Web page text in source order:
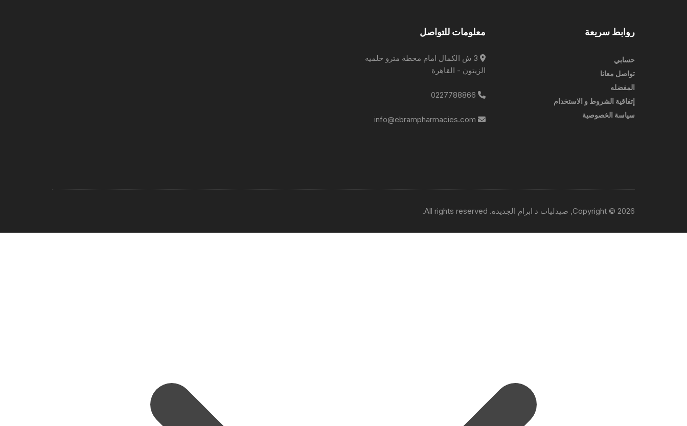
روابط سريعة
حسابي
تواصل معانا
المفضله
إتفاقية الشروط و الاستخدام
سياسة الخصوصية
معلومات للتواصل
3 ش الكمال امام محطة مترو حلميه
الزيتون - القاهرة
Copyright © 2026, صيدليات د ابرام الجديده. All rights reserved.